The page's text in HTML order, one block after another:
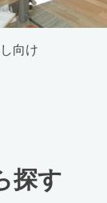
向け
探す